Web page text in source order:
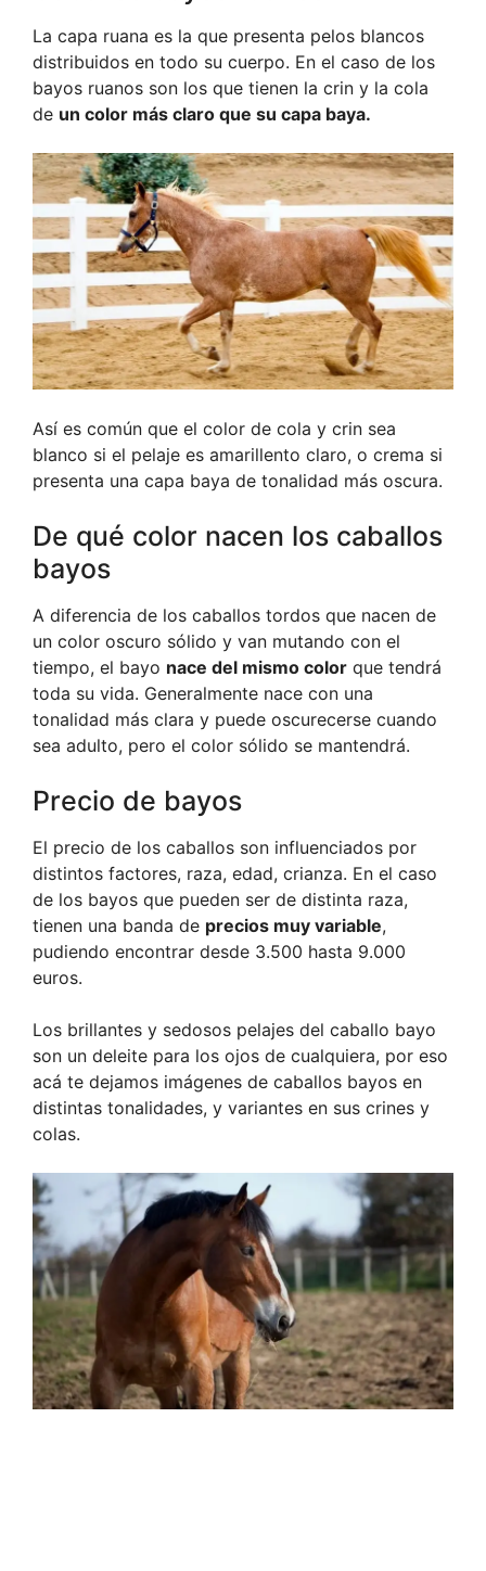
La capa ruana es la que presenta pelos blancos
distribuidos en todo su cuerpo. En el caso de los
bayos ruanos son los que tienen la crin y la cola
de un color más claro que su capa baya.
Así es común que el color de cola y crin sea
blanco si el pelaje es amarillento claro, o crema si
presenta una capa baya de tonalidad más oscura.
De qué color nacen los caballos
bayos
A diferencia de los caballos tordos que nacen de
un color oscuro sólido y van mutando con el
tiempo, el bayo nace del mismo color que tendrá
toda su vida. Generalmente nace con una
tonalidad más clara y puede oscurecerse cuando
sea adulto, pero el color sólido se mantendrá.
Precio de bayos
El precio de los caballos son influenciados por
distintos factores, raza, edad, crianza. En el caso
de los bayos que pueden ser de distinta raza,
tienen una banda de precios muy variable,
pudiendo encontrar desde 3.500 hasta 9.000
euros.
Los brillantes y sedosos pelajes del caballo bayo
son un deleite para los ojos de cualquiera, por eso
acá te dejamos imágenes de caballos bayos en
distintas tonalidades, y variantes en sus crines y
colas.